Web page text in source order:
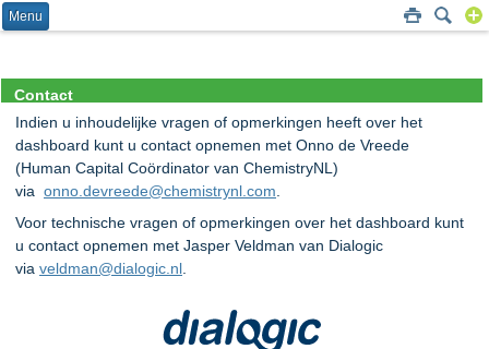
Menu
Contact
Indien u inhoudelijke vragen of opmerkingen heeft over het
dashboard kunt u contact opnemen met Onno de Vreede
(Human Capital Coördinator van ChemistryNL)
via onno.devreede@chemistrynl.com.
Voor technische vragen of opmerkingen over het dashboard kunt
u contact opnemen met Jasper Veldman van Dialogic
via veldman@dialogic.nl.